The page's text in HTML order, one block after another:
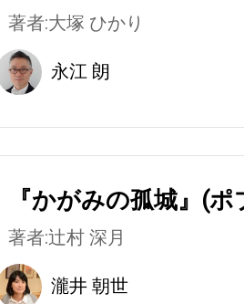
著者:大塚 ひかり
永江 朗
『かがみの孤城』(
著者:辻村 深月
瀧井 朝世